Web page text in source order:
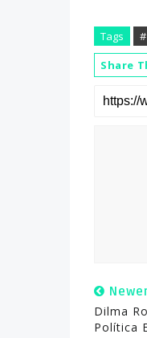
Tags
Share
Dilma
Política